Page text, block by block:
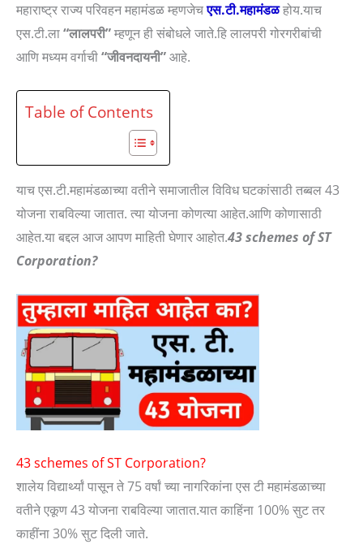
महाराष्ट्र राज्य परिवहन महामंडळ म्हणजेचएस.टी.महामंडळहोय.याच
एस.टी.ला“लालपरी”म्हणून ही संबोधले जाते.हि लालपरी गोरगरीबांची
आणि मध्यम वर्गाची“जीवनदायनी”आहे.
Table of Contents
याच एस.टी.महामंडळाच्या वतीने समाजातील विविध घटकांसाठी तब्बल 43
योजना राबविल्या जातात. त्या योजना कोणत्या आहेत.आणि कोणासाठी
आहेत.या बद्दल आज आपण माहिती घेणार आहोत.43 schemes of ST
Corporation?
43 schemes of ST Corporation?
शालेय विद्यार्थ्यां पासून ते 75 वर्षां च्या नागरिकांना एस टी महामंडळाच्या
वतीने एकूण 43 योजना राबविल्या जातात.यात काहिंना 100% सुट तर
काहींना 30% सुट दिली जाते.